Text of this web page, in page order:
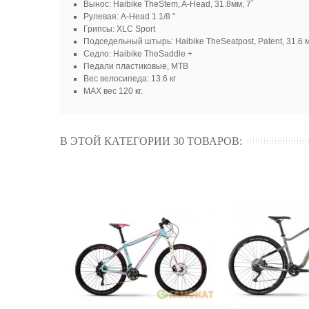
Вынос: Haibike TheStem, A-Head, 31.8мм, 7˚
Рулевая: A-Head 1 1/8 "
Грипсы: XLC Sport
Подседельный штырь: Haibike TheSeatpost, Patent, 31.6
Седло: Haibike TheSaddle +
Педали пластиковые, MTB
Вес велосипеда: 13.6 кг
МАХ вес 120 кг.
В ЭТОЙ КАТЕГОРИИ 30 ТОВАРОВ: